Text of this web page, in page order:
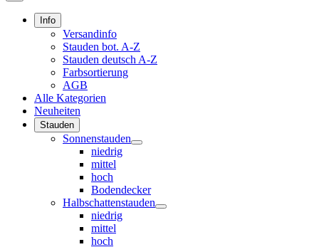
Info
Versandinfo
Stauden bot. A-Z
Stauden deutsch A-Z
Farbsortierung
AGB
Alle Kategorien
Neuheiten
Stauden
Sonnenstauden
niedrig
mittel
hoch
Bodendecker
Halbschattenstauden
niedrig
mittel
hoch